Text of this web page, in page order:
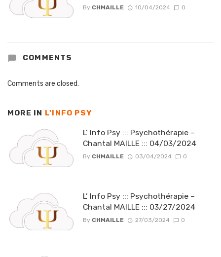
By CHMAILLE 10/04/2024 0
COMMENTS
Comments are closed.
MORE IN L'INFO PSY
L’ Info Psy ::: Psychothérapie –
Chantal MAILLE ::: 04/03/2024
By CHMAILLE 03/04/2024 0
L’ Info Psy ::: Psychothérapie –
Chantal MAILLE ::: 03/27/2024
By CHMAILLE 27/03/2024 0